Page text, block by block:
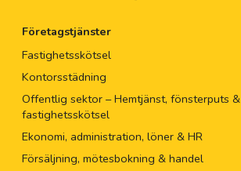
Företagstjänster
Fastighetsskötsel
Kontorsstädning
Offentlig sektor – Hemtjänst, fönsterputs &
fastighetsskötsel
Ekonomi, administration, löner & HR
Försäljning, mötesbokning & handel